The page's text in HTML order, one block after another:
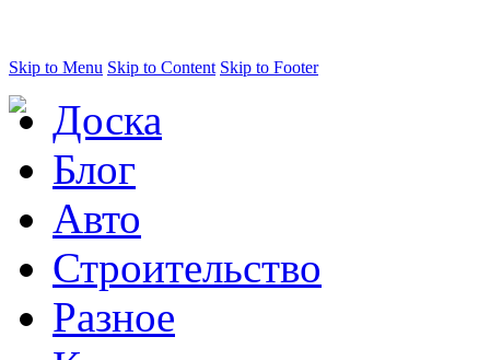
Skip to Menu Skip to Content Skip to Footer
Доска
Блог
Авто
Строительство
Разное